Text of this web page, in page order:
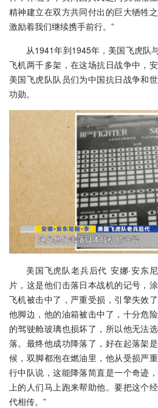
精神建立在双方共同付出的巨大牺牲
激励着我们继续携手前行。”
从1941年到1945年，美国飞虎队
飞机两千多架，在这场抗日战争中，
美国飞虎队队员们为中国抗日战争和
功勋。
美国飞虎队老兵后代 安娜·安东
片，这是他们击落日本战机的记号，
飞机被击中了，严重受损，引擎失效
他脚边，他的油箱被击中了，十分危
的驾驶舱玻璃也损坏了，所以他无法
落。最终他成功降落了，好在起落架
候，双脚都泡在燃油里，他从受损严
行中队说，这能降落简直是一个奇迹
上的人们马上跑来帮助他。要把这个
代相传。”